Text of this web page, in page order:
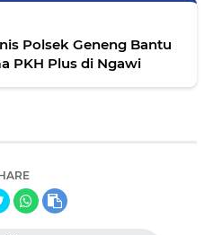
Polsek Geneng Bantu
PKH Plus di Ngawi